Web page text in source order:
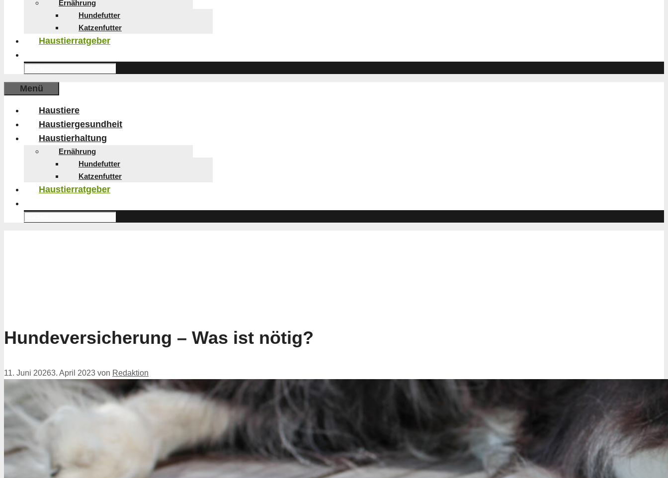
Ernährung
Hundefutter
Katzenfutter
Haustierratgeber
Menü
Haustiere
Haustiergesundheit
Haustierhaltung
Ernährung
Hundefutter
Katzenfutter
Haustierratgeber
Hundeversicherung – Was ist nötig?
11. Juni 20263. April 2023 von Redaktion